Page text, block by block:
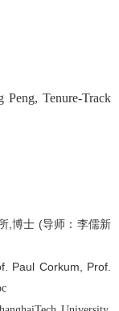
Peng, Tenure-Track
, 博士 (导师：李儒新
Paul Corkum, Prof.